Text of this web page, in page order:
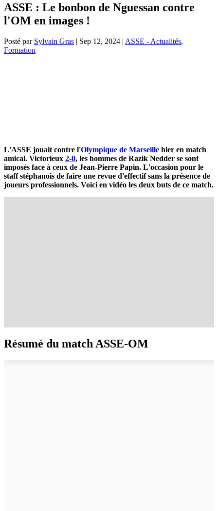
ASSE : Le bonbon de Nguessan contre
l'OM en images !
Posté par Sylvain Gras | Sep 12, 2024 | ASSE - Actualités,
Formation
L'ASSE jouait contre l'Olympique de Marseille hier en match
amical. Victorieux 2-0, les hommes de Razik Nedder se sont
imposés face à ceux de Jean-Pierre Papin. L'occasion pour le
staff stéphanois de faire une revue d'effectif sans la présence de
joueurs professionnels. Voici en vidéo les deux buts de ce match.
Résumé du match ASSE-OM